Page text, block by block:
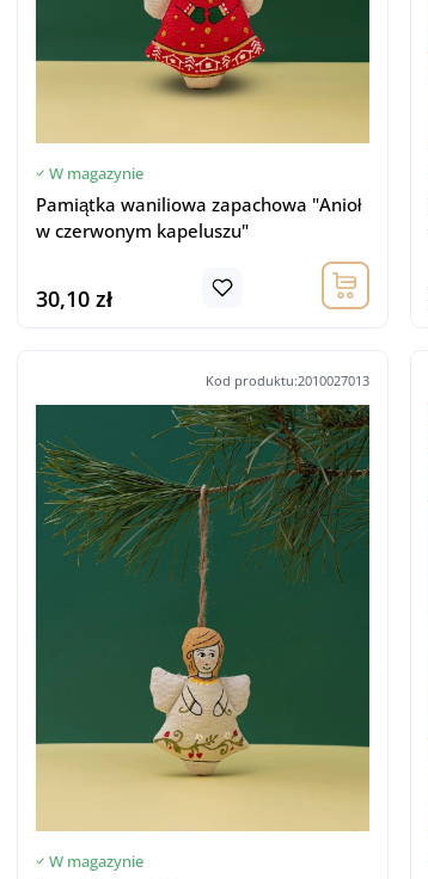
W magazynie
Pamiątka waniliowa zapachowa "Anioł
w czerwonym kapeluszu"
30,10 zł
Kod produktu:2010027013
W magazynie